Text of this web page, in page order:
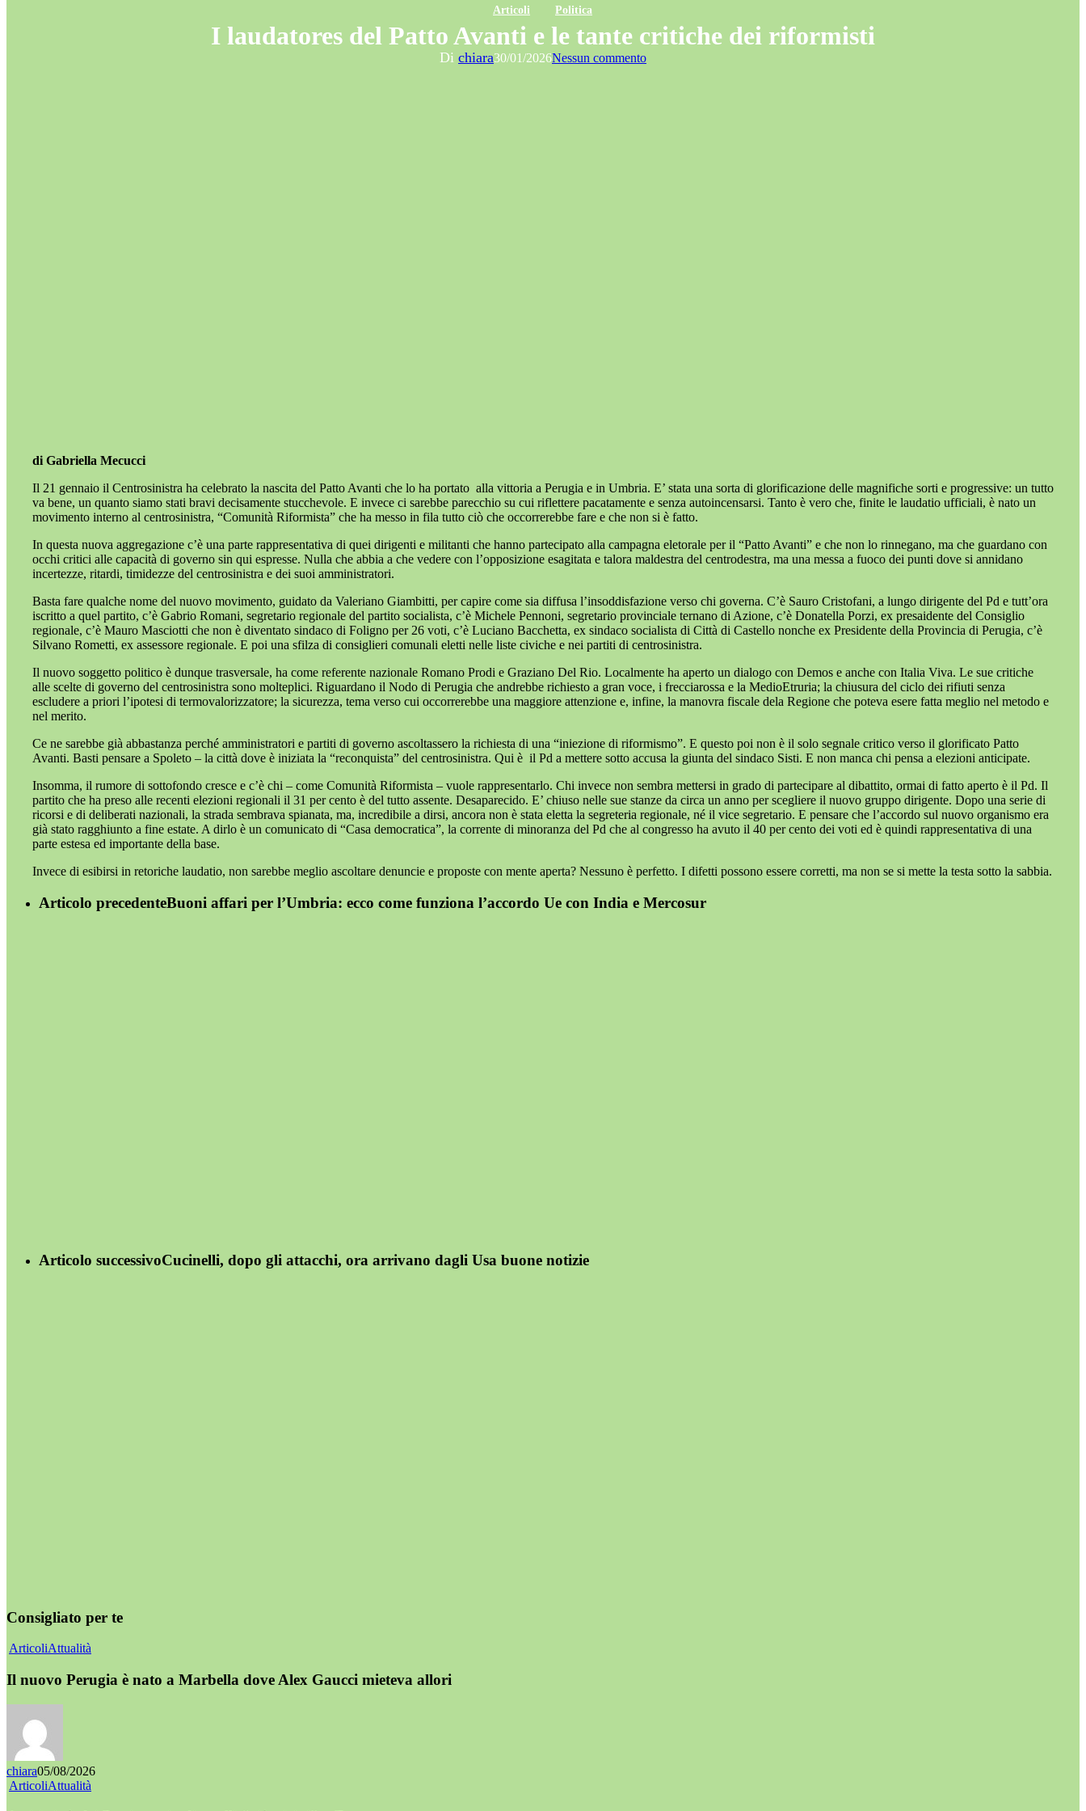
Articoli Politica
I laudatores del Patto Avanti e le tante critiche dei riformisti
Di chiara30/01/2026Nessun commento
di Gabriella Mecucci
Il 21 gennaio il Centrosinistra ha celebrato la nascita del Patto Avanti che lo ha portato alla vittoria a Perugia e in Umbria. E’ stata una sorta di glorificazione delle magnifiche sorti e progressive: un tutto
va bene, un quanto siamo stati bravi decisamente stucchevole. E invece ci sarebbe parecchio su cui riflettere pacatamente e senza autoincensarsi. Tanto è vero che, finite le laudatio ufficiali, è nato un
movimento interno al centrosinistra, “Comunità Riformista” che ha messo in fila tutto ciò che occorrerebbe fare e che non si è fatto.
In questa nuova aggregazione c’è una parte rappresentativa di quei dirigenti e militanti che hanno partecipato alla campagna eletorale per il “Patto Avanti” e che non lo rinnegano, ma che guardano con
occhi critici alle capacità di governo sin qui espresse. Nulla che abbia a che vedere con l’opposizione esagitata e talora maldestra del centrodestra, ma una messa a fuoco dei punti dove si annidano
incertezze, ritardi, timidezze del centrosinistra e dei suoi amministratori.
Basta fare qualche nome del nuovo movimento, guidato da Valeriano Giambitti, per capire come sia diffusa l’insoddisfazione verso chi governa. C’è Sauro Cristofani, a lungo dirigente del Pd e tutt’ora
iscritto a quel partito, c’è Gabrio Romani, segretario regionale del partito socialista, c’è Michele Pennoni, segretario provinciale ternano di Azione, c’è Donatella Porzi, ex presaidente del Consiglio
regionale, c’è Mauro Masciotti che non è diventato sindaco di Foligno per 26 voti, c’è Luciano Bacchetta, ex sindaco socialista di Città di Castello nonche ex Presidente della Provincia di Perugia, c’è
Silvano Rometti, ex assessore regionale. E poi una sfilza di consiglieri comunali eletti nelle liste civiche e nei partiti di centrosinistra.
Il nuovo soggetto politico è dunque trasversale, ha come referente nazionale Romano Prodi e Graziano Del Rio. Localmente ha aperto un dialogo con Demos e anche con Italia Viva. Le sue critiche
alle scelte di governo del centrosinistra sono molteplici. Riguardano il Nodo di Perugia che andrebbe richiesto a gran voce, i frecciarossa e la MedioEtruria; la chiusura del ciclo dei rifiuti senza
escludere a priori l’ipotesi di termovalorizzatore; la sicurezza, tema verso cui occorrerebbe una maggiore attenzione e, infine, la manovra fiscale dela Regione che poteva esere fatta meglio nel metodo e
nel merito.
Ce ne sarebbe già abbastanza perché amministratori e partiti di governo ascoltassero la richiesta di una “iniezione di riformismo”. E questo poi non è il solo segnale critico verso il glorificato Patto
Avanti. Basti pensare a Spoleto – la città dove è iniziata la “reconquista” del centrosinistra. Qui è il Pd a mettere sotto accusa la giunta del sindaco Sisti. E non manca chi pensa a elezioni anticipate.
Insomma, il rumore di sottofondo cresce e c’è chi – come Comunità Riformista – vuole rappresentarlo. Chi invece non sembra mettersi in grado di partecipare al dibattito, ormai di fatto aperto è il Pd. Il
partito che ha preso alle recenti elezioni regionali il 31 per cento è del tutto assente. Desaparecido. E’ chiuso nelle sue stanze da circa un anno per scegliere il nuovo gruppo dirigente. Dopo una serie di
ricorsi e di deliberati nazionali, la strada sembrava spianata, ma, incredibile a dirsi, ancora non è stata eletta la segreteria regionale, né il vice segretario. E pensare che l’accordo sul nuovo organismo era
già stato ragghiunto a fine estate. A dirlo è un comunicato di “Casa democratica”, la corrente di minoranza del Pd che al congresso ha avuto il 40 per cento dei voti ed è quindi rappresentativa di una
parte estesa ed importante della base.
Invece di esibirsi in retoriche laudatio, non sarebbe meglio ascoltare denuncie e proposte con mente aperta? Nessuno è perfetto. I difetti possono essere corretti, ma non se si mette la testa sotto la sabbia.
Articolo precedenteBuoni affari per l’Umbria: ecco come funziona l’accordo Ue con India e Mercosur
Articolo successivoCucinelli, dopo gli attacchi, ora arrivano dagli Usa buone notizie
Consigliato per te
ArticoliAttualità
Il nuovo Perugia è nato a Marbella dove Alex Gaucci mieteva allori
chiara05/08/2026
ArticoliAttualità